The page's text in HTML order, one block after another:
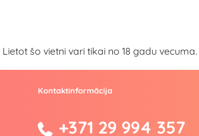
šo vietni vari tikai no 18 gadu vecuma.
Kontaktinformācija
+371 29 994 357